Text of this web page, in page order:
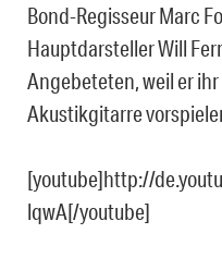
Bond-Regisseur Marc
Hauptdarsteller Will
Angebeteten, weil er ihr
Akustikgitarre
[youtube]http://
lqwA[/youtube]